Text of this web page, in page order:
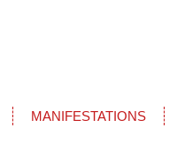
MANIFESTATIONS